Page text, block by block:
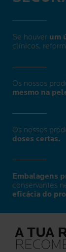
Se houver um
clínicos,
Os nossos
mesmo na
Os nossos
doses certas.
Embalagens
conservantes
eficácia do
A TUA